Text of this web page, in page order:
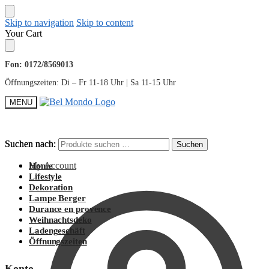
Skip to navigation Skip to content
Your Cart
Fon: 0172/8569013
Öffnungszeiten: Di – Fr 11-18 Uhr | Sa 11-15 Uhr
MENU
Suchen nach: Suchen
My Account
Suchen nach: Suchen
Home
Lifestyle
Dekoration
Lampe Berger
Durance en provence
Weihnachtsdeko
Ladengeschäft
Öffnungszeiten